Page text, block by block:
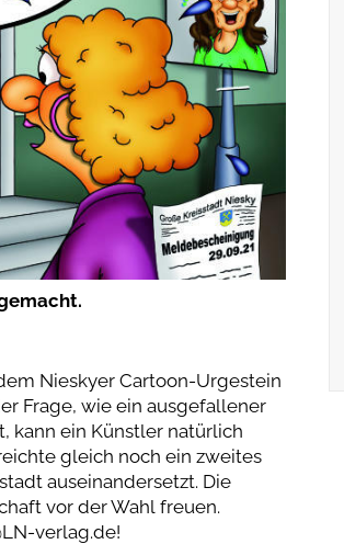
Nieskyer Cartoon-Urgestein
Frage, wie ein ausgefallener
kann ein Künstler natürlich
gleich noch ein zweites
auseinandersetzt. Die
vor der Wahl freuen.
verlag.de!